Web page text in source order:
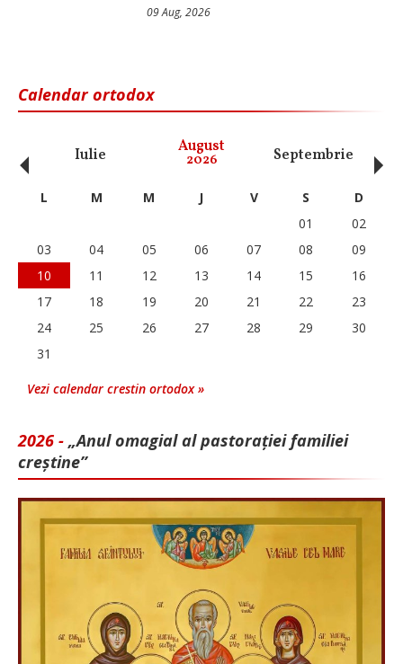
09 Aug, 2026
Calendar ortodox
Iulie August
2026 Septembrie
‹ L M M J V S
D
01
02
03
04 05 06 07 08
09
10
11 12 13 14 15
16
17
18 19 20 21 22
23
24
25 26 27 28 29
30
31
Vezi calendar crestin ortodox »
2026 - „Anul omagial al pastorației familiei
creștine”